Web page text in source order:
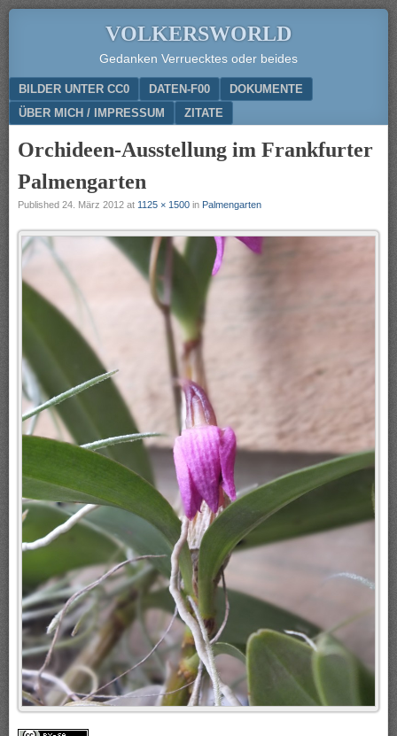
VOLKERSWORLD
Gedanken Verruecktes oder beides
Menu
SKIP TO CONTENT
BILDER UNTER CC0 DATEN-F00
DOKUMENTE
ÜBER MICH / IMPRESSUM
ZITATE
Orchideen-Ausstellung im Frankfurter
Palmengarten
Published 24. März 2012 at 1125 × 1500 in Palmengarten